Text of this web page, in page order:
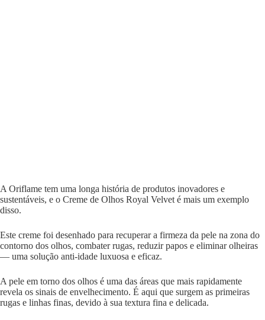
A Oriflame tem uma longa história de produtos inovadores e
sustentáveis, e o Creme de Olhos Royal Velvet é mais um exemplo
disso.
Este creme foi desenhado para recuperar a firmeza da pele na zona do
contorno dos olhos, combater rugas, reduzir papos e eliminar olheiras
— uma solução anti-idade luxuosa e eficaz.
A pele em torno dos olhos é uma das áreas que mais rapidamente
revela os sinais de envelhecimento. É aqui que surgem as primeiras
rugas e linhas finas, devido à sua textura fina e delicada.